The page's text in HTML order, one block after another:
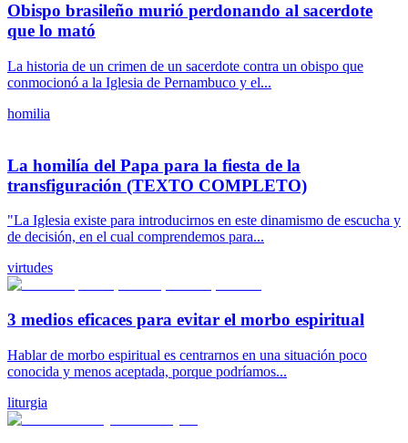
Obispo brasileño murió perdonando al sacerdote
que lo mató
La historia de un crimen de un sacerdote contra un obispo que
conmocionó a la Iglesia de Pernambuco y el...
homilia
La homilía del Papa para la fiesta de la
transfiguración (TEXTO COMPLETO)
"La Iglesia existe para introducirnos en este dinamismo de escucha y
de decisión, en el cual comprendemos para...
virtudes
3 medios eficaces para evitar el morbo espiritual
Hablar de morbo espiritual es centrarnos en una situación poco
conocida y menos aceptada, porque podríamos...
liturgia